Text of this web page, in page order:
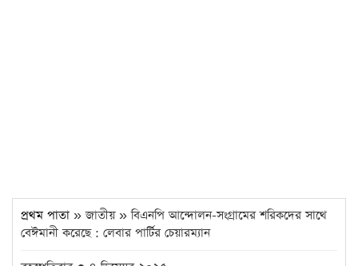
প্রথম পাতা » জাতীয় » বিএনপি আন্দোলন-সংগ্রামের শরিকদের সাথে
বেঈমানী করেছে : লেবার পার্টির চেয়ারম্যান